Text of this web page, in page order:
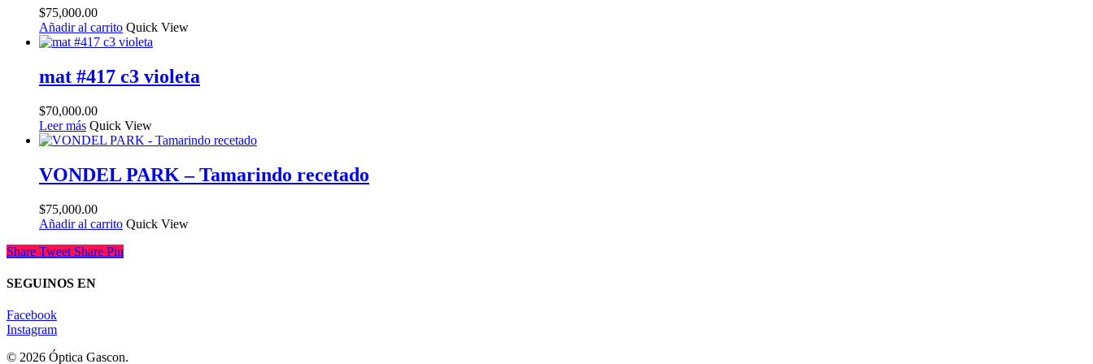
$75,000.00
Añadir al carrito Quick View
mat #417 c3 violeta
$70,000.00
Leer más Quick View
VONDEL PARK – Tamarindo recetado
$75,000.00
Añadir al carrito Quick View
Share Tweet Share Pin
SEGUINOS EN
Facebook
Instagram
© 2026 Óptica Gascon.